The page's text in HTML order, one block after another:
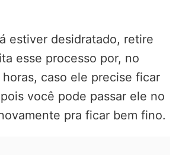
estiver desidratado, retire
esse processo por, no
horas, caso ele precise ficar
você pode passar ele no
pra ficar bem fino.